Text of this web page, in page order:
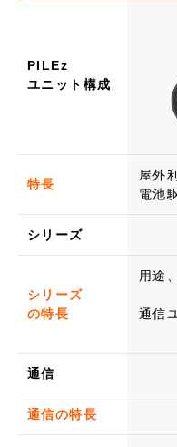
PILEz
ユニット構成
特長
屋外
電池
シリーズ
シリーズ
の特長
用途
通信
通信
通信の特長